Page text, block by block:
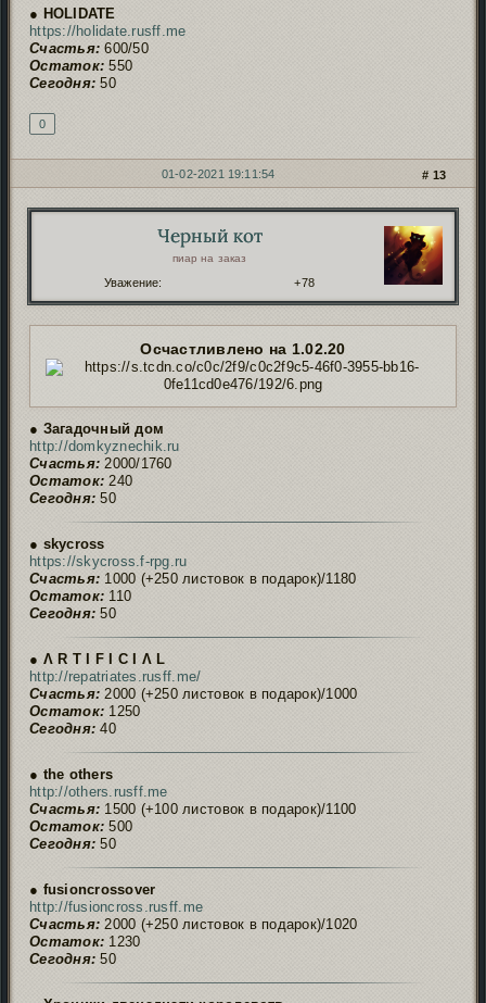
● HOLIDATE
https://holidate.rusff.me
Счастья: 600/50
Остаток: 550
Сегодня: 50
0
13
01-02-2021 19:11:54
Черный кот
пиар на заказ
Уважение: +78
Осчастливлено на 1.02.20
● Загадочный дом
http://domkyznechik.ru
Счастья: 2000/1760
Остаток: 240
Сегодня: 50
● skycross
https://skycross.f-rpg.ru
Счастья: 1000 (+250 листовок в подарок)/1180
Остаток: 110
Сегодня: 50
● Ʌ R T I F I C I Ʌ L
http://repatriates.rusff.me/
Счастья: 2000 (+250 листовок в подарок)/1000
Остаток: 1250
Сегодня: 40
● the others
http://others.rusff.me
Счастья: 1500 (+100 листовок в подарок)/1100
Остаток: 500
Сегодня: 50
● fusioncrossover
http://fusioncross.rusff.me
Счастья: 2000 (+250 листовок в подарок)/1020
Остаток: 1230
Сегодня: 50